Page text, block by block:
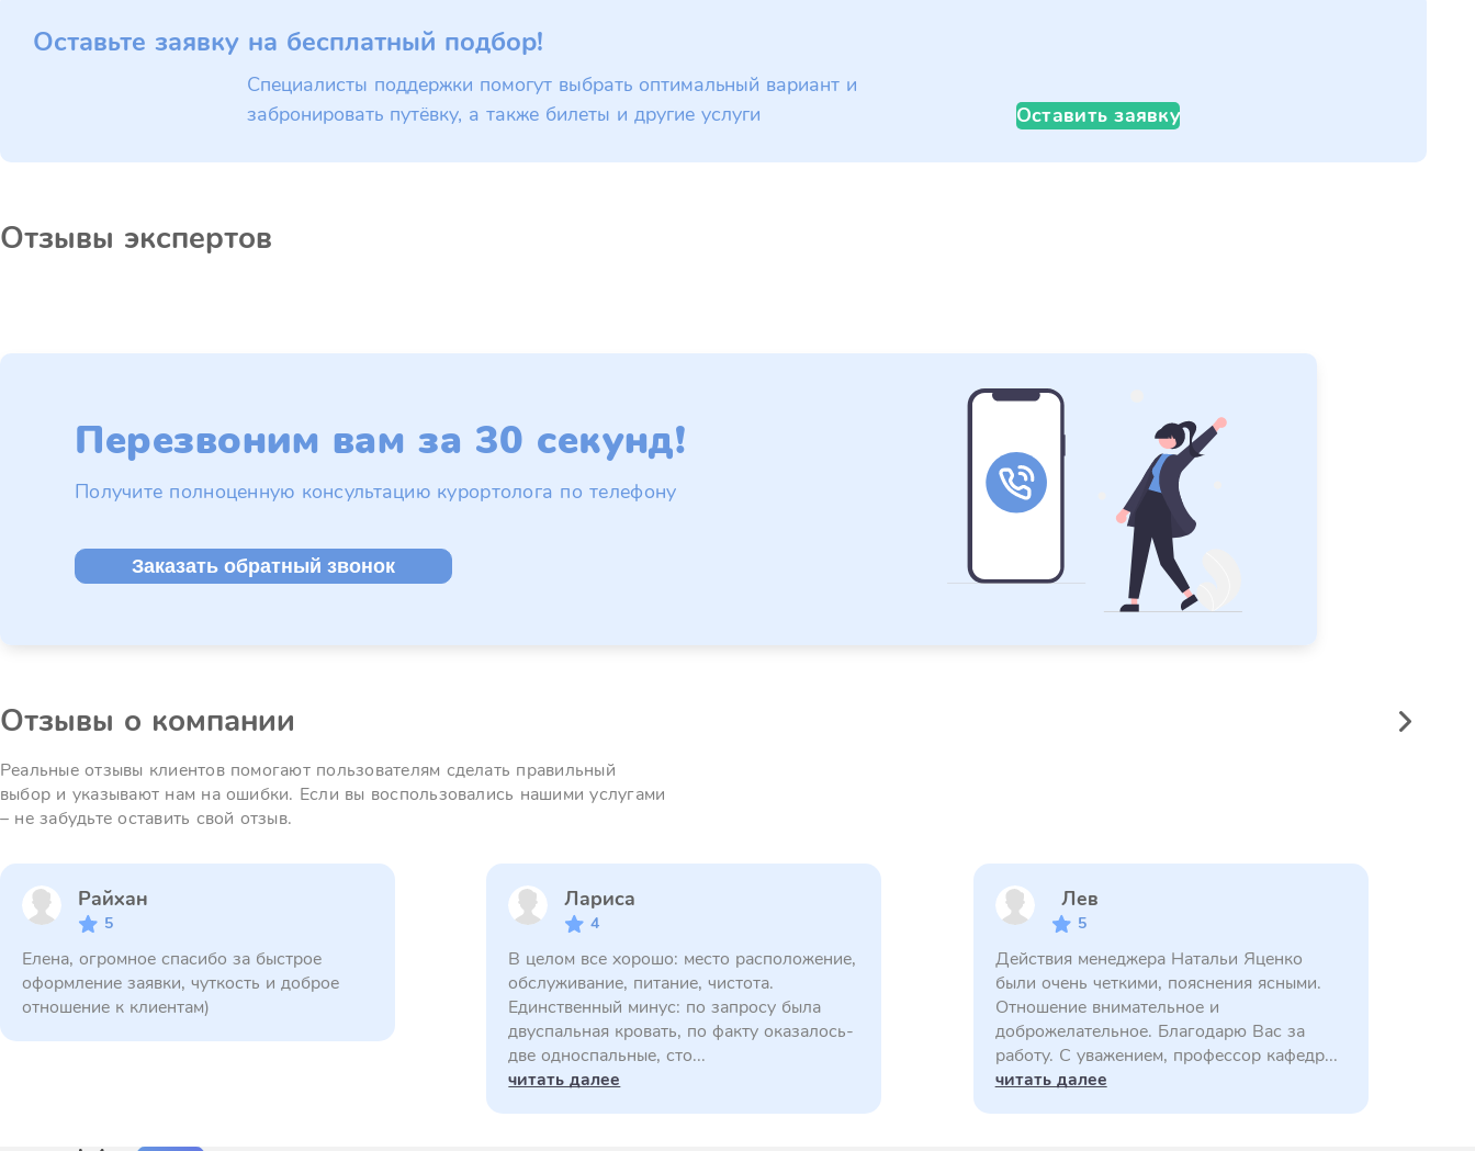
Оставьте заявку на бесплатный подбор!
Специалисты поддержки помогут выбрать оптимальный вариант и
забронировать путёвку, а также билеты и другие услуги
Оставить заявку
Отзывы экспертов
Перезвоним вам за 30 секунд!
Получите полноценную консультацию курортолога по телефону
Заказать обратный звонок
Отзывы о компании
Реальные отзывы клиентов помогают пользователям сделать правильный
выбор и указывают нам на ошибки. Если вы воспользовались нашими услугами
– не забудьте оставить свой отзыв.
Райхан
5
Елена, огромное спасибо за быстрое
оформление заявки, чуткость и доброе
отношение к клиентам)
Лариса
4
В целом все хорошо: место расположение,
обслуживание, питание, чистота.
Единственный минус: по запросу была
двуспальная кровать, по факту оказалось-
две односпальные, сто...
читать далее
Лев
5
Действия менеджера Натальи Яценко
были очень четкими, пояснения ясными.
Отношение внимательное и
доброжелательное. Благодарю Вас за
работу. С уважением, профессор кафедр...
читать далее